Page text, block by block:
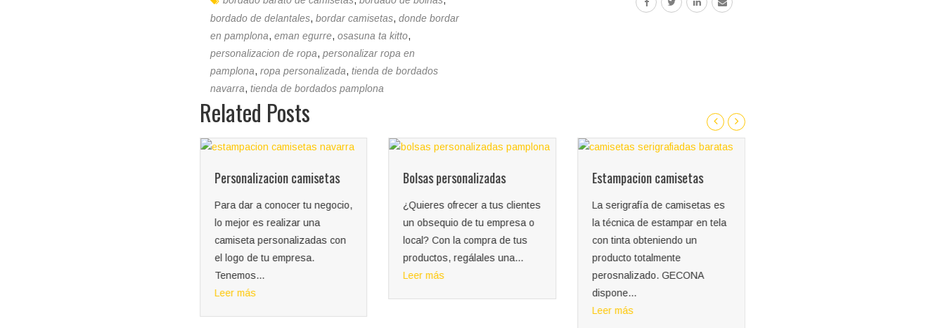
bordado de delantales, bordar camisetas, donde bordar
en pamplona, eman egurre, osasuna ta kitto,
personalizacion de ropa, personalizar ropa en
pamplona, ropa personalizada, tienda de bordados
navarra, tienda de bordados pamplona
Related Posts
Personalizacion camisetas
Para dar a conocer tu negocio,
lo mejor es realizar una
camiseta personalizadas con
el logo de tu empresa.
Tenemos...
Leer más
Bolsas personalizadas
¿Quieres ofrecer a tus clientes
un obsequio de tu empresa o
local? Con la compra de tus
productos, regálales una...
Leer más
Estampacion camisetas
La serigrafía de camisetas es
la técnica de estampar en tela
con tinta obteniendo un
producto totalmente
perosnalizado. GECONA
dispone...
Leer más